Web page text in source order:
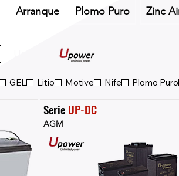
Arranque Plomo Puro Zinc
Upower Eco
GEL Litio Motive Nife Plomo Puro
Serie UP-DC
AGM